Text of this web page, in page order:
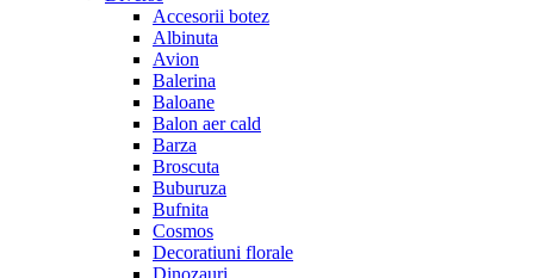
Accesorii botez
Albinuta
Avion
Balerina
Baloane
Balon aer cald
Barza
Broscuta
Buburuza
Bufnita
Cosmos
Decoratiuni florale
Dinozauri